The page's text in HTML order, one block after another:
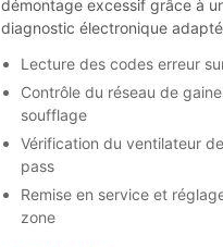
démontage excessif grâce à
diagnostic électronique
Lecture des codes erreur
Contrôle du réseau de
soufflage
Vérification du ventilateur
pass
Remise en service et
zone